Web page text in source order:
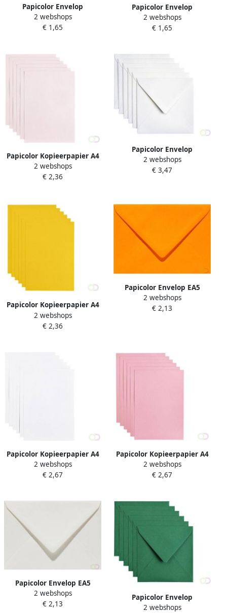
Papicolor Envelop
140x140mm babyblauw pak
Ã 6 stuks
2 webshops
€ 1,65
Papicolor Envelop
140x140mm appelgroen
pak Ã 6 stuks
2 webshops
€ 1,65
Papicolor Kopieerpapier A4
200gr 6 vel lichtroze
2 webshops
€ 2,36
Papicolor Envelop
140x140mm metallic
parelwit pak Ã 6 stuks
2 webshops
€ 3,47
Papicolor Kopieerpapier A4
200gr 6 vel dottergeel
2 webshops
€ 2,36
Papicolor Envelop EA5
156x220mm oranje pak Ã 6
stuks
2 webshops
€ 2,13
Papicolor Kopieerpapier A4
90gr 12 vel kraft wit
2 webshops
€ 2,67
Papicolor Kopieerpapier A4
100gr 12 vel babyroze
2 webshops
€ 2,67
Papicolor Envelop EA5
156x220mm anjerwit pak Ã
6 stuks
2 webshops
€ 2,13
Papicolor Envelop
140x140mm dennengroen
2 webshops